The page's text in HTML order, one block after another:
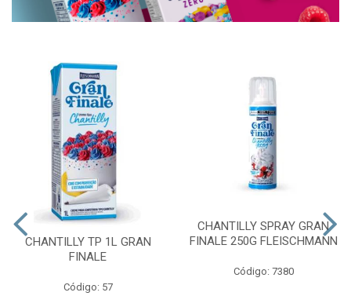
CHANTILLY TP 1L GRAN
FINALE
Código: 57
CHANTILLY SPRAY GRAN
FINALE 250G FLEISCHMANN
Código: 7380